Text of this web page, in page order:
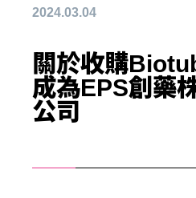
2024.03.04
關於收購
成為EPS創藥
公司